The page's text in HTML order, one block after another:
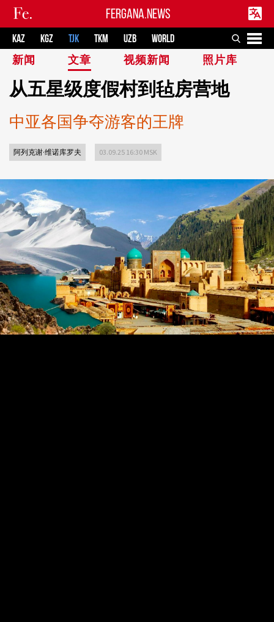
FERGANA.NEWS
KAZ KGZ TJK TKM UZB
WORLD
新闻
文章 视频新闻 照片库
从五星级度假村到毡房营地
中亚各国争夺游客的王牌
阿列克谢·维诺库罗夫 03.09.25 16:30 MSK